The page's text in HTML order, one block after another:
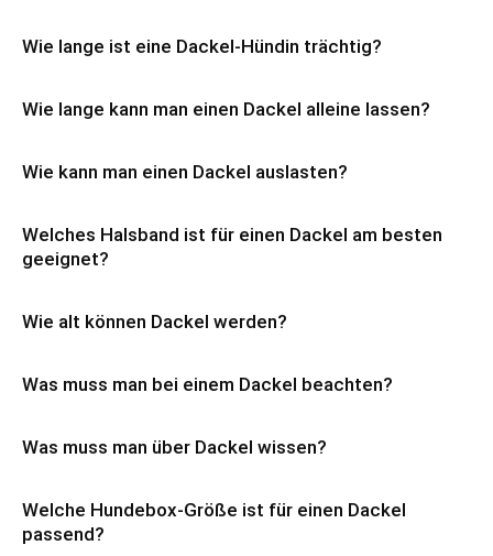
Wie lange ist eine Dackel-Hündin trächtig?
Wie lange kann man einen Dackel alleine lassen?
Wie kann man einen Dackel auslasten?
Welches Halsband ist für einen Dackel am besten
geeignet?
Wie alt können Dackel werden?
Was muss man bei einem Dackel beachten?
Was muss man über Dackel wissen?
Welche Hundebox-Größe ist für einen Dackel
passend?